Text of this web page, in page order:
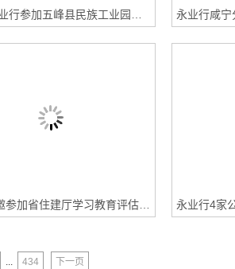
潘世炳受邀参加省住建厅学习教育评估座谈会 永业行4家
... 434 下一页